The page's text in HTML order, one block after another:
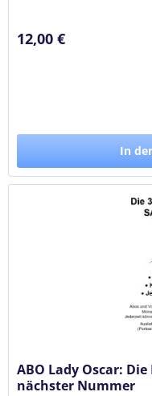
12,00 €
In
ABO Lady Oscar:
nächster Nummer